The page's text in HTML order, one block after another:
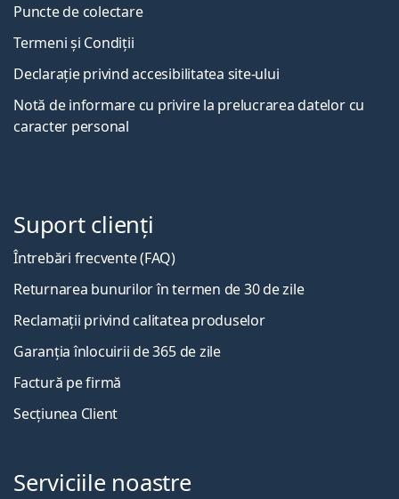
Puncte de colectare
Termeni și Condiții
Declarație privind accesibilitatea site-ului
Notă de informare cu privire la prelucrarea datelor cu
caracter personal
Suport clienți
Întrebări frecvente (FAQ)
Returnarea bunurilor în termen de 30 de zile
Reclamații privind calitatea produselor
Garanția înlocuirii de 365 de zile
Factură pe firmă
Secțiunea Client
Serviciile noastre